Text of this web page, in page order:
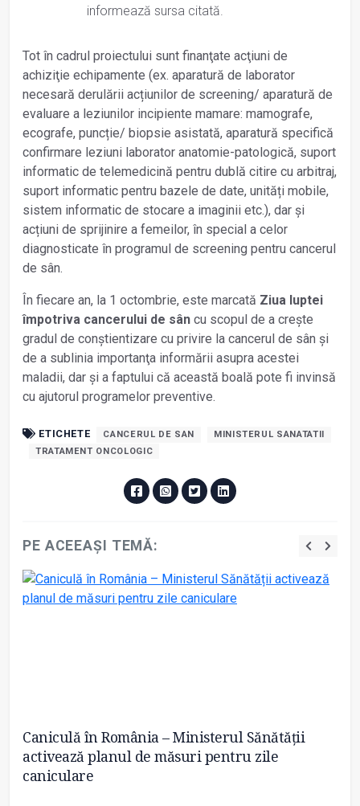
informează sursa citată.
Tot în cadrul proiectului sunt finanţate acţiuni de
achiziţie echipamente (ex. aparatură de laborator
necesară derulării acțiunilor de screening/ aparatură de
evaluare a leziunilor incipiente mamare: mamografe,
ecografe, puncție/ biopsie asistată, aparatură specifică
confirmare leziuni laborator anatomie-patologică, suport
informatic de telemedicină pentru dublă citire cu arbitraj,
suport informatic pentru bazele de date, unități mobile,
sistem informatic de stocare a imaginii etc.), dar și
acțiuni de sprijinire a femeilor, în special a celor
diagnosticate în programul de screening pentru cancerul
de sân.
În fiecare an, la 1 octombrie, este marcată Ziua luptei
împotriva cancerului de sân cu scopul de a creşte
gradul de conştientizare cu privire la cancerul de sân şi
de a sublinia importanţa informării asupra acestei
maladii, dar și a faptului că această boală pote fi invinsă
cu ajutorul programelor preventive.
ETICHETE CANCERUL DE SAN
MINISTERUL SANATATII
TRATAMENT ONCOLOGIC
PE ACEEAȘI TEMĂ:
Caniculă în România – Ministerul Sănătății
activează planul de măsuri pentru zile
caniculare